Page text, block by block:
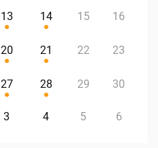
13 14 15 16
20 21 22 23
27 28 29 30
3 4 5 6